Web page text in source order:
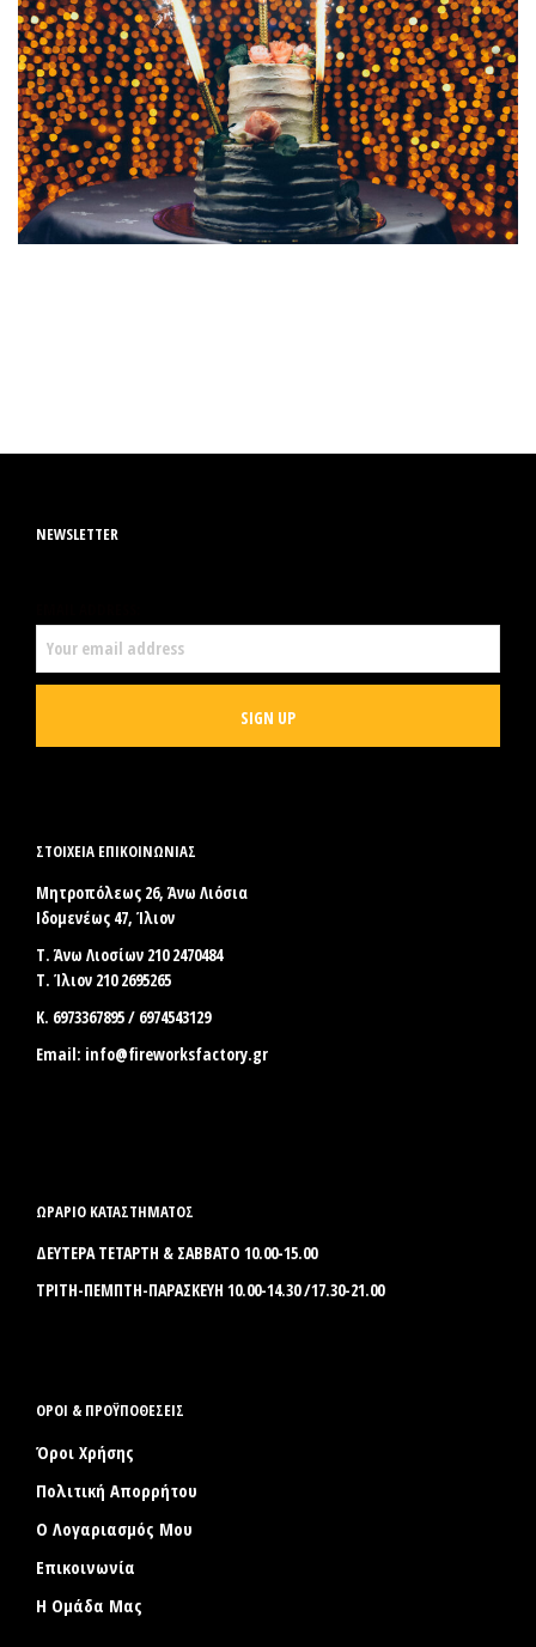
NEWSLETTER
ΣΤΟΙΧΕΊΑ ΕΠΙΚΟΙΝΩΝΊΑΣ
Μητροπόλεως 26, Άνω Λιόσια
Ιδομενέως 47, Ίλιον
Τ. Άνω Λιοσίων 210 2470484
Τ. Ίλιον 210 2695265
Κ. 6973367895 / 6974543129
Email: info@fireworksfactory.gr
ΩΡΑΡΙΟ ΚΑΤΑΣΤΗΜΑΤΟΣ
ΔΕΥΤΕΡΑ ΤΕΤΑΡΤΗ & ΣΑΒΒΑΤΟ 10.00-15.00
ΤΡΙΤΗ-ΠΕΜΠΤΗ-ΠΑΡΑΣΚΕΥΗ 10.00-14.30 /17.30-21.00
ΟΡΟΙ & ΠΡΟΫΠΟΘΕΣΕΙΣ
Όροι Χρήσης
Πολιτική Απορρήτου
Ο Λογαριασμός Μου
Επικοινωνία
Η Ομάδα Μας